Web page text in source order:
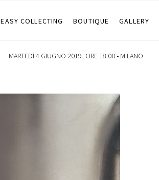
EASY COLLECTING BOUTIQUE GALLERY
MARTEDÌ 4 GIUGNO 2019, ORE 18:00 • MILANO